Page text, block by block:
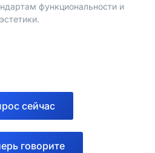
функциональности и
эстетики.
сейчас
говорите